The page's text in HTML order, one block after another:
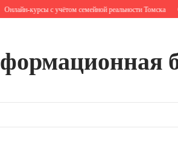
с учётом семейной реальности Томска